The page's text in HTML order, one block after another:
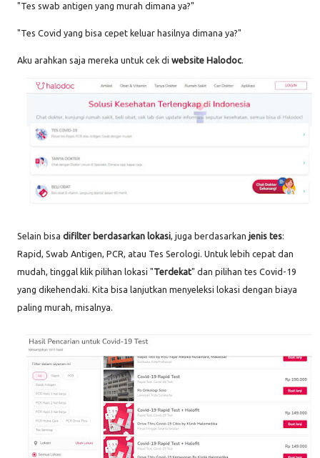
"Tes swab antigen yang murah dimana ya?"
"Tes Covid yang bisa cepet keluar hasilnya dimana ya?"
Aku arahkan saja mereka untuk cek di website Halodoc
Selain bisa difilter berdasarkan lokasi, juga berdasarkan jenis tes:
Rapid, Swab Antigen, PCR, atau Tes Serologi. Untuk lebih cepat dan
mudah, tinggal klik pilihan lokasi "Terdekat" dan pilihan tes Covid-19
yang dikehendaki. Kita bisa lanjutkan menyeleksi lokasi dengan biaya
paling murah, misalnya.